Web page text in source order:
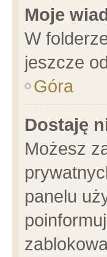
Moje
W
jeszcze
Góra
Dostaję
Możesz
panelu